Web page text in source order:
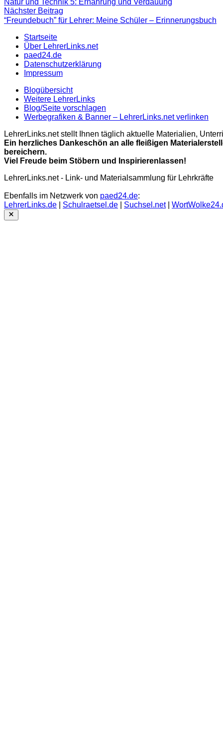
Nächster Beitrag
Beitrag
“Freundebuch” für Lehrer: Meine Schüler – Erinnerungsbuch
Startseite
Über LehrerLinks.net
paed24.de
Datenschutzerklärung
Impressum
Blogübersicht
Weitere LehrerLinks
Blog/Seite vorschlagen
Werbegrafiken & Banner – LehrerLinks.net verlinken
LehrerLinks.net stellt Ihnen täglich aktuelle Materialien,
Ein herzliches Dankeschön an alle fleißigen
bereichern.
Viel Freude beim Stöbern und Inspirierenlassen!
LehrerLinks.net - Link- und Materialsammlung für Lehrkräfte
Ebenfalls im Netzwerk von paed24.de:
LehrerLinks.de
Schulraetsel.de Suchsel.net|
Close